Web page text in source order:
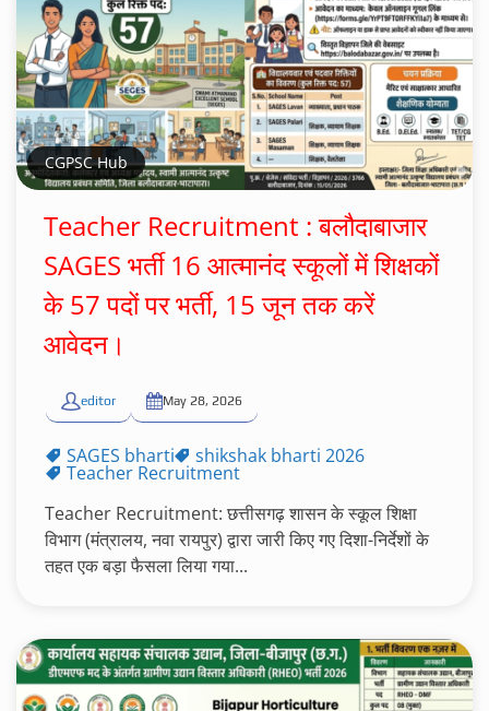
CGPSC Hub
Teacher Recruitment : बलौदाबाजार
SAGES भर्ती 16 आत्मानंद स्कूलों में शिक्षकों
के 57 पदों पर भर्ती, 15 जून तक करें
आवेदन।
editor May 28, 2026
SAGES bharti shikshak bharti 2026
Teacher Recruitment
Teacher Recruitment: छत्तीसगढ़ शासन के स्कूल शिक्षा
विभाग (मंत्रालय, नवा रायपुर) द्वारा जारी किए गए दिशा-निर्देशों के
तहत एक बड़ा फैसला लिया गया...